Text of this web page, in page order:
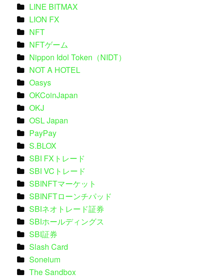
LINE BITMAX
LION FX
NFT
NFTゲーム
Nippon Idol Token（NIDT）
NOT A HOTEL
Oasys
OKCoinJapan
OKJ
OSL Japan
PayPay
S.BLOX
SBI FXトレード
SBI VCトレード
SBINFTマーケット
SBINFTローンチパッド
SBIネオトレード証券
SBIホールディングス
SBI証券
Slash Card
Soneium
The Sandbox